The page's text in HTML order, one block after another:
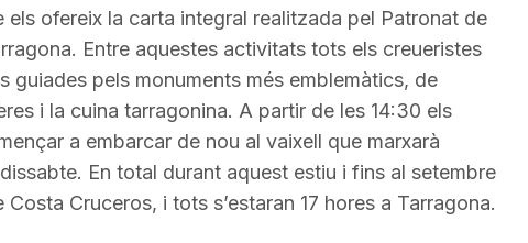
disminuir
el
volum.
ofereix la carta integral realitzada pel Patronat de
Entre aquestes activitats tots els creueristes
guiades pels monuments més emblemàtics, de
i la cuina tarragonina. A partir de les 14:30 els
a embarcar de nou al vaixell que marxarà
En total durant aquest estiu i fins al setembre
Costa Cruceros, i tots s’estaran 17 hores a Tarragona.